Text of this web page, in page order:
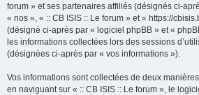
forum » et ses partenaires affiliés (désignés ci-
« nos », « :: CB ISIS :: Le forum » et « https://
(désigné ci-après par « logiciel phpBB » et «
les informations collectées lors des sessions
(désignées ci-après par « vos informations »).
Vos informations sont collectées de deux
en naviguant sur « :: CB ISIS :: Le forum », le